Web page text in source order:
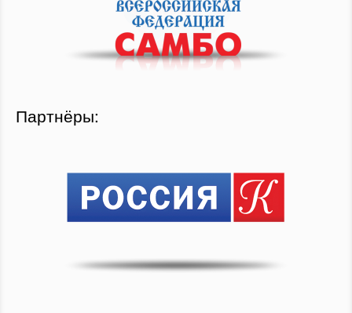
Партнёры: